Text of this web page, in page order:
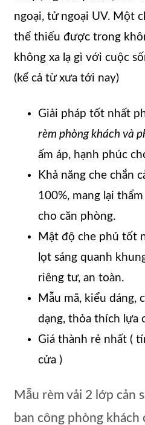
ngoại, tử ngoại UV. Một
thể thiếu được trong
không xa lạ gì với cuộc
(kể cả từ xưa tới nay)
Giải pháp tốt nhất
rèm phòng khách và
ấm áp, hạnh phúc
Khả năng che chắn
100%, mang lại
cho căn phòng.
Mật độ che phủ tốt
lọt sáng quanh
riêng tư, an toàn.
Mẫu mã, kiểu dáng,
dạng, thỏa thích lựa
Giá thành rẻ nhất (
cửa )
Mẫu rèm vải 2 lớp cản
ban công phòng khách